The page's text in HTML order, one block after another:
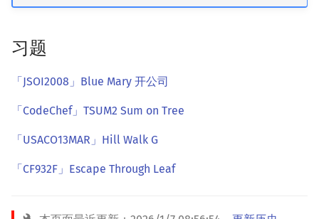
习题
「JSOI2008」Blue Mary 开公司
「CodeChef」TSUM2 Sum on Tree
「USACO13MAR」Hill Walk G
「CF932F」Escape Through Leaf